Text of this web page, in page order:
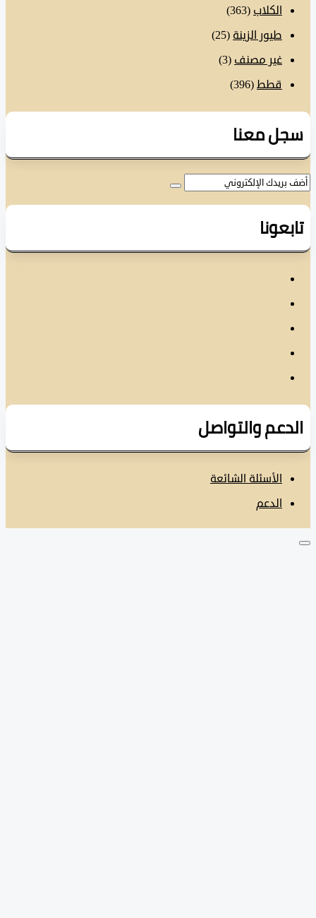
الكلاب(363)
طيور الزينة (25)
غير مصنف(3)
قطط
(396)
معنا
والتواصل
الأسئلة الشائعة
الدعم